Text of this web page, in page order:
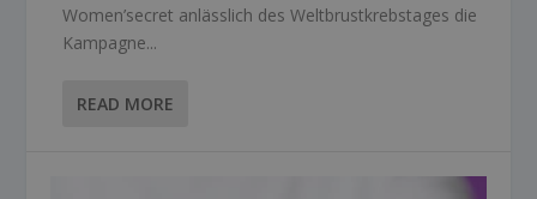
Women’secret anlässlich des Weltbrustkrebstages die
Kampagne...
READ MORE